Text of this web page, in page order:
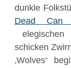
dunkle
Dead Can
elegischen
schicken
‚Wolves‘